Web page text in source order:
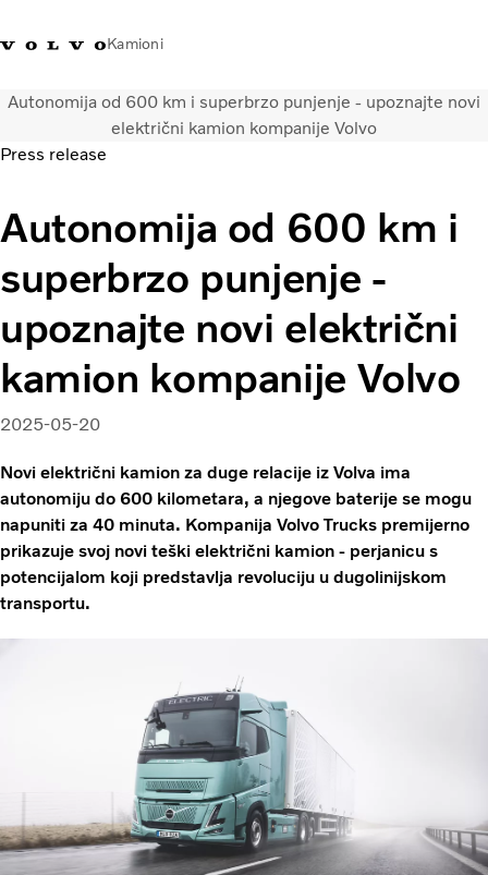
Kamioni
Volvo Trucks Bosna i
Hercegovina - Kontakti
Prodavaonica Volvo Trucks
promo materijala
Prijava
Bosna I
Kamioni
Usluge
Lokator distributera
Vijesti
O nama
Volvo Truck Builder
Kontaktirajte nas
Autonomija od 600 km i superbrzo punjenje - upoznajte novi
električni kamion kompanije Volvo
Press release
Autonomija od 600 km i
superbrzo punjenje -
upoznajte novi električni
kamion kompanije Volvo
2025-05-20
Novi električni kamion za duge relacije iz Volva ima
autonomiju do 600 kilometara, a njegove baterije se mogu
napuniti za 40 minuta. Kompanija Volvo Trucks premijerno
prikazuje svoj novi teški električni kamion - perjanicu s
potencijalom koji predstavlja revoluciju u dugolinijskom
transportu.